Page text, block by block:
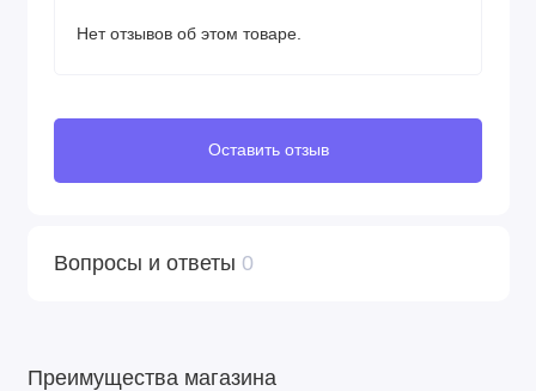
Нет отзывов об этом товаре.
Оставить отзыв
Вопросы и ответы 0
Преимущества магазина